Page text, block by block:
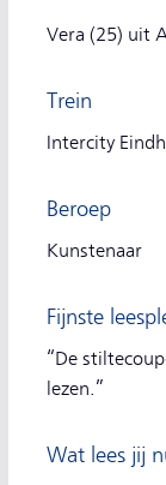
Vera (25) uit
Trein
Intercity
Beroep
Kunstenaar
Fijnste
“De
lezen.”
Wat lees jij